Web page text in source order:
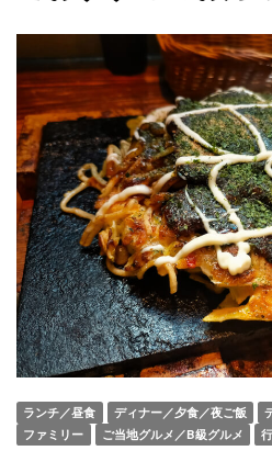
ランチ／昼食 ディナー／夕食／夜ご飯
ファミリー
ご当地グルメ／B級グルメ